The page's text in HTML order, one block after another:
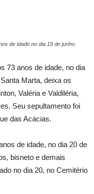
de idade no dia 19 de junho.
73 anos de idade, no dia
Marta, deixa os
Valéria e Valdiléria,
Seu sepultamento foi
das Acácias.
de idade, no dia 20 de
bisneto e demais
no dia 20, no Cemitério